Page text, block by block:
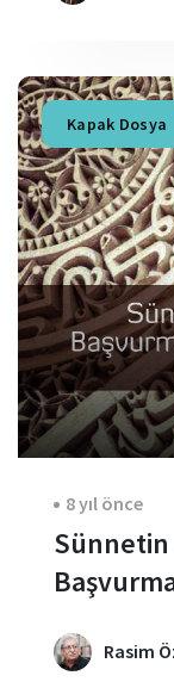
Kapak Dosya
8 yıl önce
Rasim